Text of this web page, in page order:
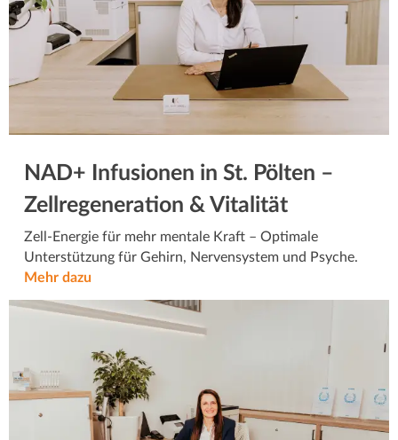
NAD+ Infusionen in St. Pölten –
Zellregeneration & Vitalität
Zell-Energie für mehr mentale Kraft – Optimale
Unterstützung für Gehirn, Nervensystem und Psyche.
Mehr dazu